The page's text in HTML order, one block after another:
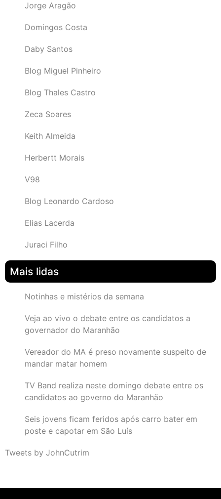
Jorge Aragão
Domingos Costa
Daby Santos
Blog Miguel Pinheiro
Blog Thales Castro
Zeca Soares
Keith Almeida
Herbertt Morais
V98
Blog Leonardo Cardoso
Elias Lacerda
Juraci Filho
Mais lidas
Notinhas e mistérios da semana
Veja ao vivo o debate entre os candidatos a
governador do Maranhão
Vereador do MA é preso novamente suspeito de
mandar matar homem
TV Band realiza neste domingo debate entre os
candidatos ao governo do Maranhão
Seis jovens ficam feridos após carro bater em
poste e capotar em São Luís
Tweets by JohnCutrim